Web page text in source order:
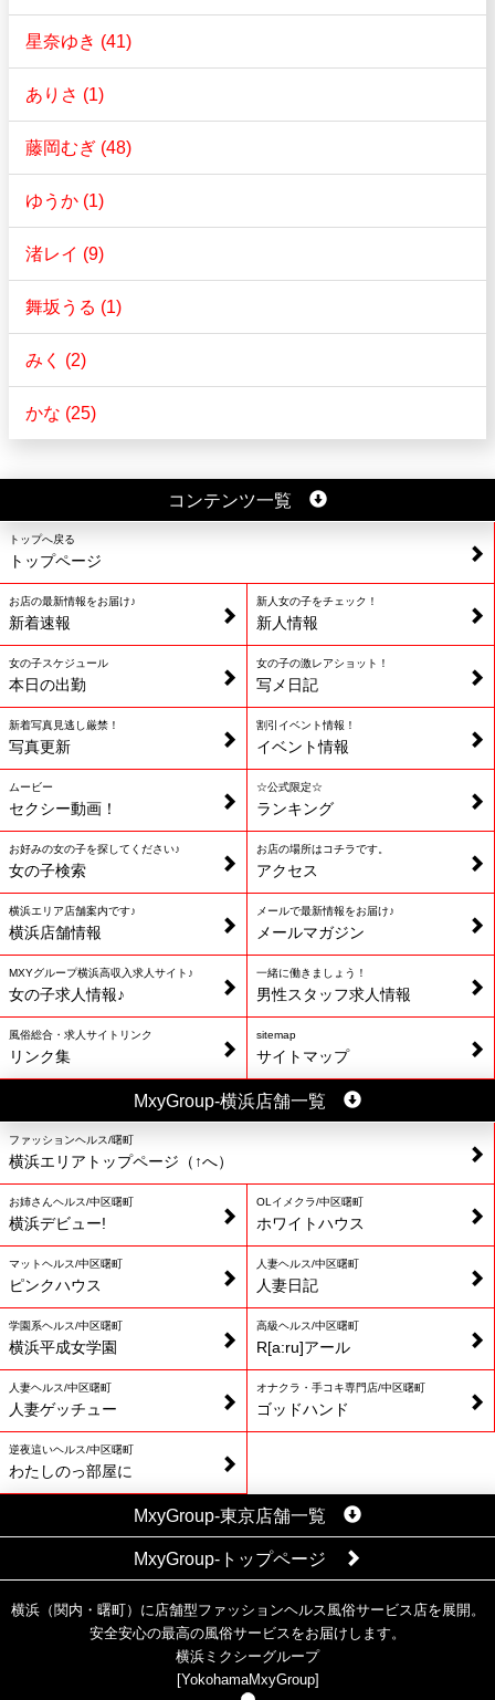
星奈ゆき (41)
ありさ (1)
藤岡むぎ (48)
ゆうか (1)
渚レイ (9)
舞坂うる (1)
みく (2)
かな (25)
コンテンツ一覧
トップへ戻る
トップページ
お店の最新情報をお届け♪
新着速報
新人女の子をチェック！
新人情報
女の子スケジュール
本日の出勤
女の子の激レアショット！
写メ日記
新着写真見逃し厳禁！
写真更新
割引イベント情報！
イベント情報
ムービー
セクシー動画！
☆公式限定☆
ランキング
お好みの女の子を探してください♪
女の子検索
お店の場所はコチラです。
アクセス
横浜エリア店舗案内です♪
横浜店舗情報
メールで最新情報をお届け♪
メールマガジン
MXYグループ横浜高収入求人サイト♪
女の子求人情報♪
一緒に働きましょう！
男性スタッフ求人情報
風俗総合・求人サイトリンク
リンク集
sitemap
サイトマップ
MxyGroup-横浜店舗一覧
ファッションヘルス/曙町
横浜エリアトップページ（↑へ）
お姉さんヘルス/中区曙町
横浜デビュー!
OLイメクラ/中区曙町
ホワイトハウス
マットヘルス/中区曙町
ピンクハウス
人妻ヘルス/中区曙町
人妻日記
学園系ヘルス/中区曙町
横浜平成女学園
高級ヘルス/中区曙町
R[a:ru]アール
人妻ヘルス/中区曙町
人妻ゲッチュー
オナクラ・手コキ専門店/中区曙町
ゴッドハンド
逆夜這いヘルス/中区曙町
わたしのっ部屋に
MxyGroup-東京店舗一覧
MxyGroup-トップページ
横浜（関内・曙町）に店舗型ファッションヘルス風俗サービス店を展開。
安全安心の最高の風俗サービスをお届けします。
横浜ミクシーグループ
[YokohamaMxyGroup]